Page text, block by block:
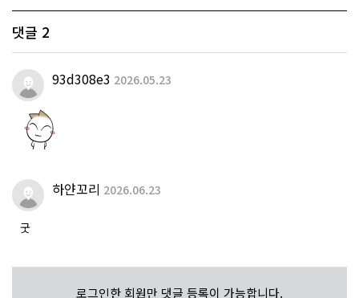
댓글 2
93d308e3 2026.05.23
하얀꼬리 2026.06.23
굿
로그인한 회원만 댓글 등록이 가능합니다.